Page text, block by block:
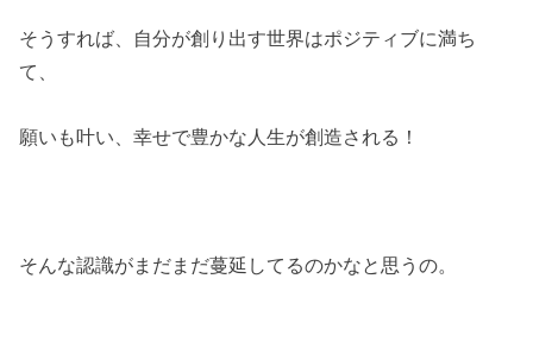
そうすれば、自分が創り出す世界はポジティブに満ち
て、
願いも叶い、幸せで豊かな人生が創造される！
そんな認識がまだまだ蔓延してるのかなと思うの。